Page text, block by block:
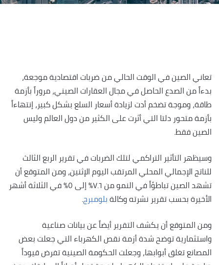
تعاني الصين في الوقت الحالي من ضربات اقتصادية موجعة،
بدءاً من الصدع الحاصل في مجال العقارات الصيني، مروراً بأزمة
طاقة، وموجة تضخم أدت لزيادة أسعار السلع بشكل كبير، إنتهاءاً
بأزمة متحور دلتا التي أثرت على الكثير من دول العالم وليس
الصين فقط.
وسيظهر التأثير التراكمي لتلك الضربات في تقرير الربع الثالث
للناتج الإجمالي المحلي المرتقب اليوم الإثنين، ومن المتوقع أن
تشهد الصين تباطؤاً في النمو من ٧.٦٪؜ إلى ٥٪؜ في الثلاثة أشهر
الأخيرة بحسب تقرير نشرته وكالةبلومبرج.
ومن المتوقع أن يكشف التقرير أيضاً عن بيانات صناعية
واستثمارية توضح شدة أزمة نقص الكهرباء التي جعلت بعض
المصانع تغلق أبوابها، وجعلت الحكومة الصينية تفرض قيوداً